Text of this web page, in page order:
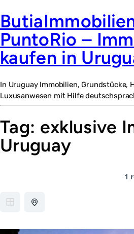
PuntoRio –
kaufen in
In Uruguay Immobilien, Grundstücke,
Luxusanwesen mit Hilfe
Tag: exklusive
Uruguay
1